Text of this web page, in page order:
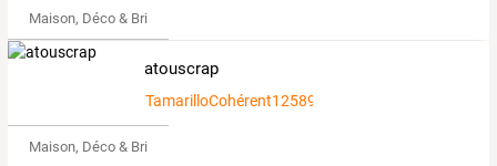
Maison, Déco & Bricolage
atouscrap
TamarilloCohérent1258942
Maison, Déco & Bricolage